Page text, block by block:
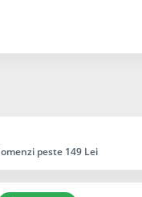
peste 149 Lei